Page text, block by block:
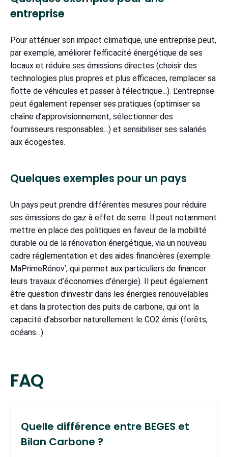
entreprise
Pour atténuer son impact climatique, une entreprise peut,
par exemple, améliorer l’efficacité énergétique de ses
locaux et réduire ses émissions directes (choisir des
technologies plus propres et plus efficaces, remplacer sa
flotte de véhicules et passer à l’électrique...). L'entreprise
peut également repenser ses pratiques (optimiser sa
chaîne d’approvisionnement, sélectionner des
fournisseurs responsables...) et sensibiliser ses salariés
aux écogestes.
Quelques exemples pour un pays
Un pays peut prendre différentes mesures pour réduire
ses émissions de gaz à effet de serre. Il peut notamment
mettre en place des politiques en faveur de la mobilité
durable ou de la rénovation énergétique, via un nouveau
cadre réglementation et des aides financières (exemple :
MaPrimeRénov’, qui permet aux particuliers de financer
leurs travaux d’économies d’énergie). Il peut également
être question d’investir dans les énergies renouvelables
et dans la protection des puits de carbone, qui ont la
capacité d’absorber naturellement le CO2 émis (forêts,
océans...).
FAQ
Quelle différence entre BEGES et
Bilan Carbone ?